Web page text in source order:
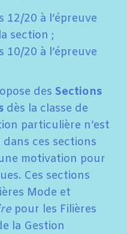
20 à l’épreuve
section ;
20 à l’épreuve
des Sections
dès la classe de
particulière n’est
dans ces sections
motivation pour
Ces sections
Mode et
pour les Filières
la Gestion